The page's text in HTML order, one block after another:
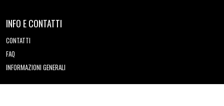
INFO E CONTATTI
CONTATTI
FAQ
INFORMAZIONI GENERALI